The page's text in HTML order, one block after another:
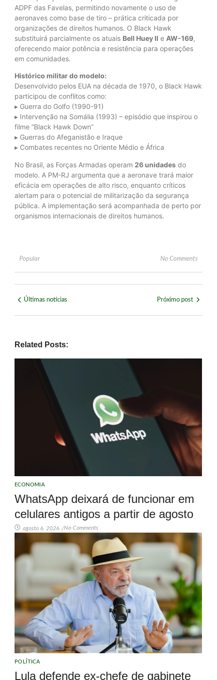
ADPF das Favelas, permitindo novamente o uso de
aeronaves como base de tiro – prática criticada por
organizações de direitos humanos. O Black Hawk
substituirá parcialmente os atuais Bell Huey II e AW-169,
oferecendo maior potência e resistência para operações
em comunidades.
Histórico militar do modelo:
Desenvolvido pelos EUA na década de 1970, o Black Hawk
participou de conflitos como:
▸ Guerra do Golfo (1990-91)
▸ Intervenção na Somália (1993) – episódio que inspirou o
filme “Black Hawk Down”
▸ Guerras do Afeganistão e Iraque
▸ Combates recentes no Oriente Médio e África
No Brasil, as Forças Armadas operam 26 unidades do
modelo. A PM-RJ argumenta que a aeronave trará maior
eficácia em operações de alto risco, enquanto críticos
alertam para o potencial de militarização da segurança
pública. A implementação será acompanhada de perto por
organismos internacionais de direitos humanos.
Popular No Comments
Últimas notícias Próximo post
Related Posts:
ECONOMIA
WhatsApp deixará de funcionar em
celulares antigos a partir de agosto
agosto 6, 2026 /No Comments
POLÍTICA
Lula defende ex-chefe de gabinete